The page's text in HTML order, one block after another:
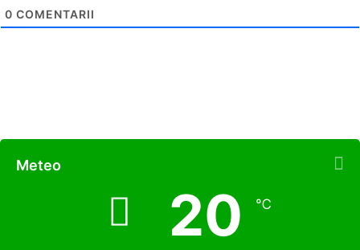
0 COMENTARII
Meteo
20 ℃